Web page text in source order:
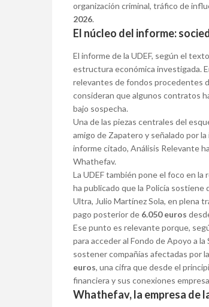
organización criminal, tráfico de
2026.
El núcleo del informe:
El informe de la UDEF, según el
estructura económica investigada.
relevantes de fondos procedentes
consideran que algunos contratos
bajo sospecha.
Una de las piezas centrales del
amigo de Zapatero y señalado por
informe citado, Análisis Relevante
Whathefav.
La UDEF también pone el foco en
ha publicado que la Policía sostiene
Ultra, Julio Martínez Sola, en plena
pago posterior de 6.050 euros
Ese punto es relevante porque,
para acceder al Fondo de Apoyo a
sostener compañías afectadas por
euros, una cifra que desde el
financiera y sus conexiones
Whathefav, la empresa de